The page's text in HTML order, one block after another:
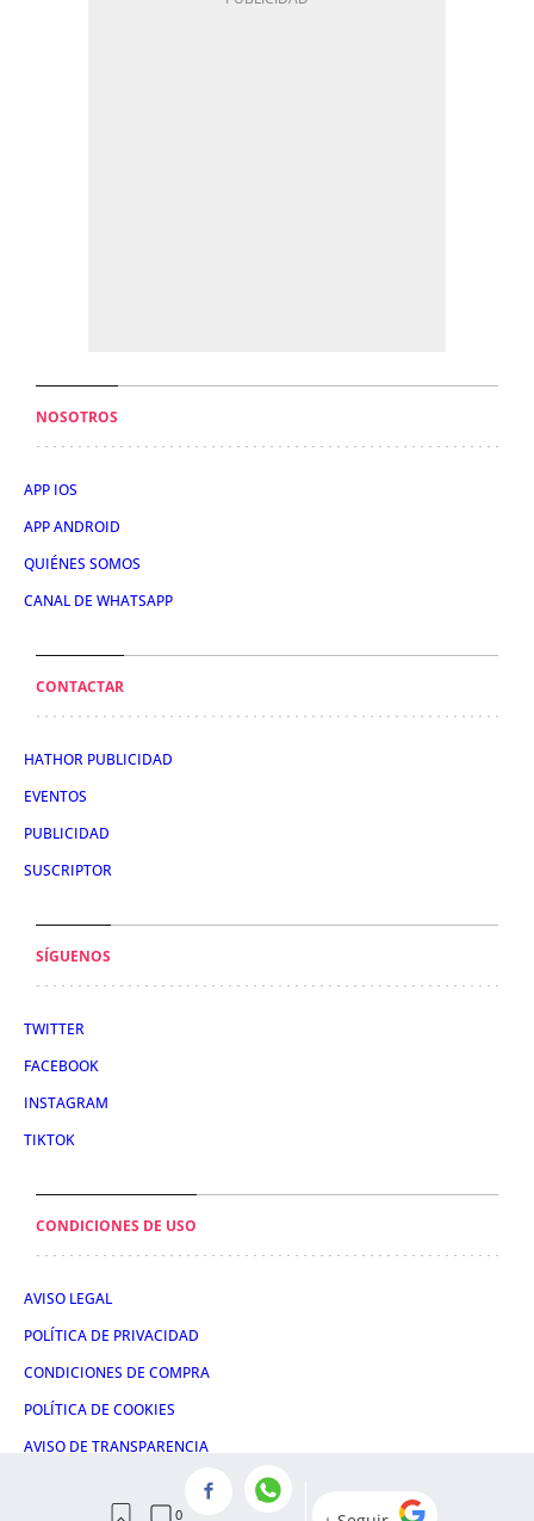
NOSOTROS
APP IOS
APP ANDROID
QUIÉNES SOMOS
CANAL DE WHATSAPP
CONTACTAR
HATHOR PUBLICIDAD
EVENTOS
PUBLICIDAD
SUSCRIPTOR
SÍGUENOS
TWITTER
FACEBOOK
INSTAGRAM
TIKTOK
CONDICIONES DE USO
AVISO LEGAL
POLÍTICA DE PRIVACIDAD
CONDICIONES DE COMPRA
POLÍTICA DE COOKIES
AVISO DE TRANSPARENCIA